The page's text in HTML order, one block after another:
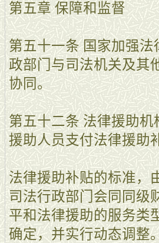
第五章 保障和监督
第五十一条 国家加强
政部门与司法机关及其
协同。
第五十二条 法律援助
援助人员支付法律援助
法律援助补贴的标准，
司法行政部门会同同级
平和法律援助的服务类
确定，并实行动态调整